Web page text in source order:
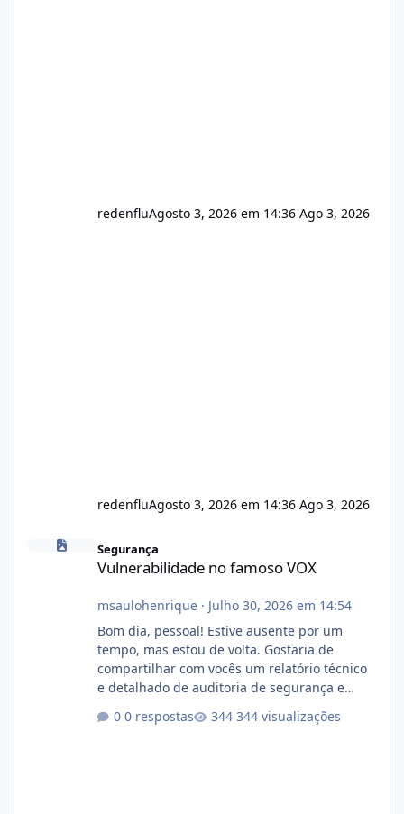
redenfluAgosto 3, 2026 em 14:36 Ago 3, 2026
redenfluAgosto 3, 2026 em 14:36 Ago 3, 2026
Vulnerabilidade no famoso VOX
Segurança
Vulnerabilidade no famoso VOX
msaulohenrique· Julho 30, 2026 em 14:54
Bom dia, pessoal! Estive ausente por um
tempo, mas estou de volta. Gostaria de
compartilhar com vocês um relatório técnico
e detalhado de auditoria de segurança e
atualmente em circulação e comercialização
0 respostas 344 visualizações